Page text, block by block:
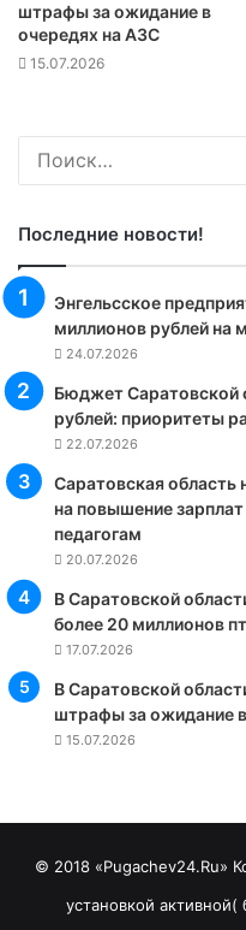
штрафы за ожидание в
очередях на АЗС
15.07.2026
Последние новости!
Энгельсское
миллионов рублей на
24.07.2026
Бюджет Саратовской
рублей: приоритеты
22.07.2026
Саратовская область
на повышение
педагогам
20.07.2026
В Саратовской
более 20 миллионов
17.07.2026
В Саратовской
штрафы за ожидание
15.07.2026
© 2018 «Pugachev24.Ru»
установкой